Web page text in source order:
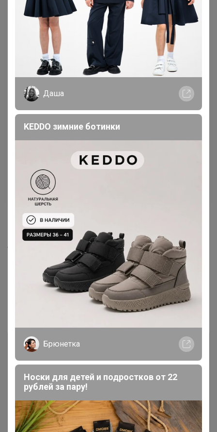
Если из пристроя заказать, то к началу учебного
года придут?
— АнютаТ
Конечно придут.
Aniksanova, нет в наличии для опта.
пишет, что нет их...
— АнютаТ
Я скрыла лот, что бы другие участники не
вставали на него.
— apellsinka
Ну включите в счёт тогда, я оплачу сразу,чтоб быть
спокойной🙂
1 2 3
Показаны записи1-10из27.
Чтобы ответить или задать вопрос
необходимо авторизоваться на сайте
Даша
KEDDO зимние ботинки
Брюнетка
Носки для детей и подростков от 22
рублей за пару!